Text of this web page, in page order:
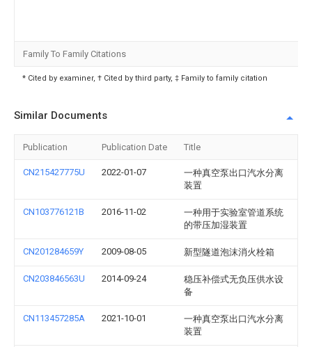
Family To Family Citations
* Cited by examiner, † Cited by third party, ‡ Family to family citation
Similar Documents
Publication Publication Date Title
CN215427775U 2022-01-07
一种真空泵出口汽水分离
装置
CN103776121B 2016-11-02
一种用于实验室管道系统
的带压加湿装置
CN201284659Y 2009-08-05 新型隧道泡沫消火栓箱
CN203846563U 2014-09-24
稳压补偿式无负压供水设
备
CN113457285A 2021-10-01
一种真空泵出口汽水分离
装置